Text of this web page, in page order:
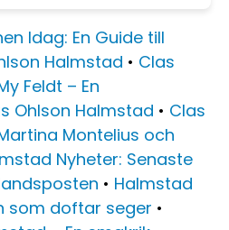
Idag: En Guide till
Halmstad • Clas
Feldt – En
Ohlson Halmstad • Clas
Montelius och
Nyheter: Senaste
• Halmstad
som doftar seger •